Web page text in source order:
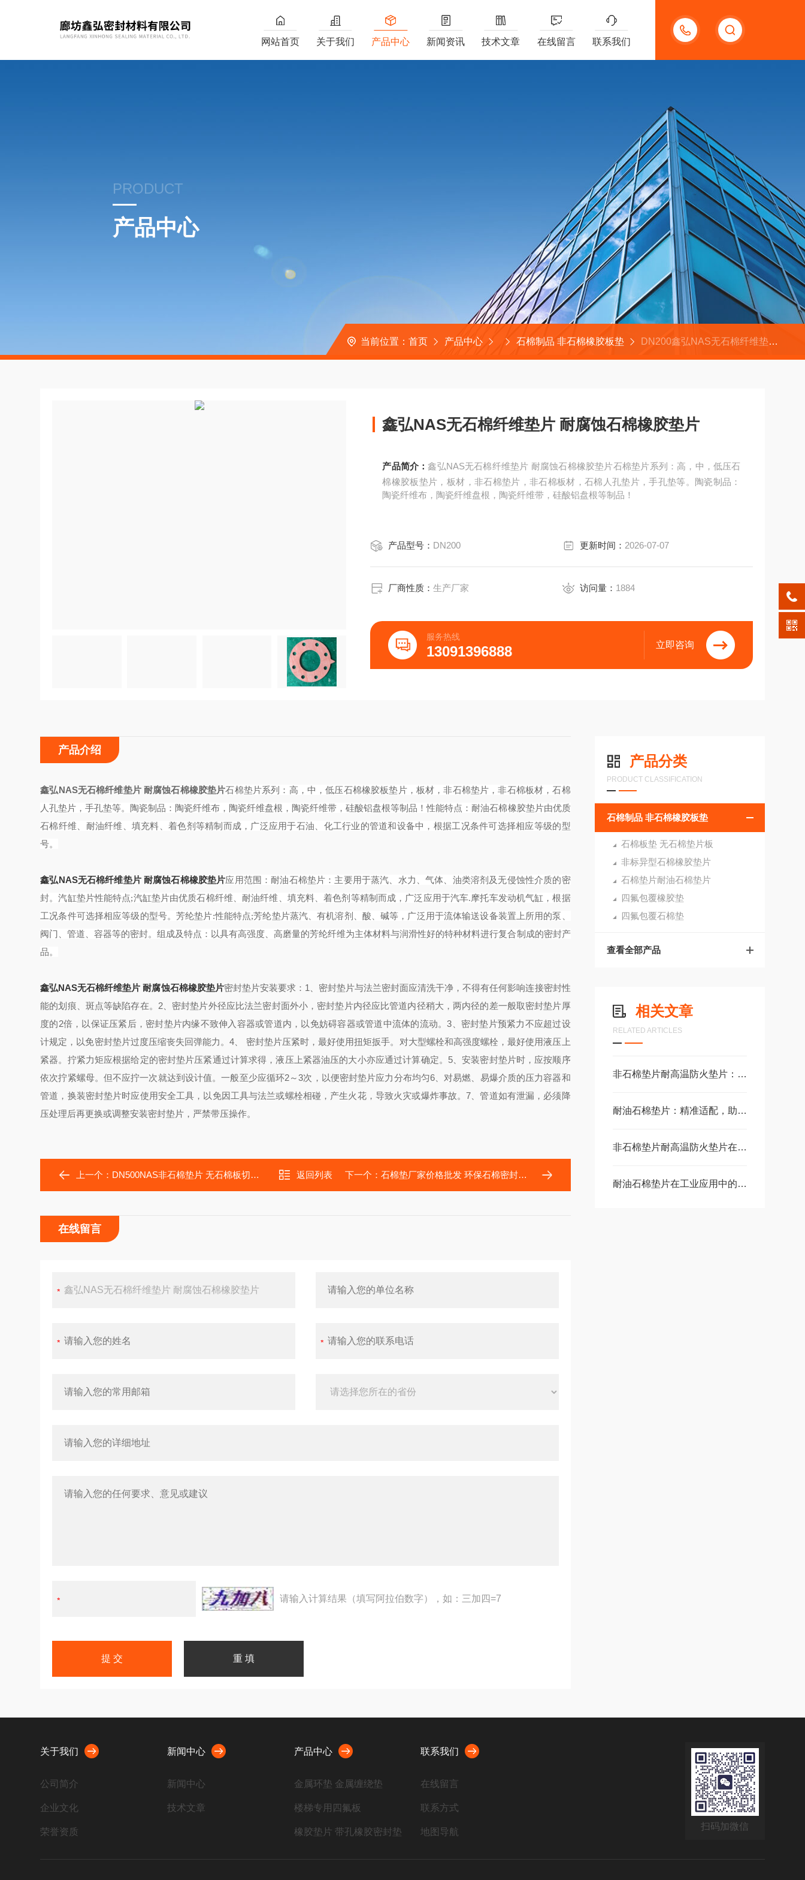
13191957898
网站首页 关于我们 产品中心 新闻资讯 技术文章 在线留言 联系我们
PRODUCT
产品中心
当前位置： 首页 产品中心 石棉制品 非石棉橡胶板垫 DN200鑫弘NAS无石棉纤维垫片 耐腐蚀石棉橡胶垫片
鑫弘NAS无石棉纤维垫片 耐腐蚀石棉橡胶垫片
产品简介：鑫弘NAS无石棉纤维垫片 耐腐蚀石棉橡胶垫片石棉垫片系列：高，中，低压石
棉橡胶板垫片，板材，非石棉垫片，非石棉板材，石棉人孔垫片，手孔垫等。陶瓷制品：
陶瓷纤维布，陶瓷纤维盘根，陶瓷纤维带，硅酸铝盘根等制品！
产品型号： DN200 更新时间： 2026-07-07
厂商性质：生产厂家 访问量： 1884
服务热线
13091396888 立即咨询
产品分类
PRODUCT CLASSIFICATION
石棉制品 非石棉橡胶板垫
石棉板垫 无石棉垫片板
非标异型石棉橡胶垫片
石棉垫片耐油石棉垫片
四氟包覆橡胶垫
四氟包覆石棉垫
查看全部产品
相关文章
RELATED ARTICLES
非石棉垫片耐高温防火垫片：工业密封安全新选择
耐油石棉垫片：精准适配，助力设备稳定运行无泄漏
非石棉垫片耐高温防火垫片在工业设备中的应用
耐油石棉垫片在工业应用中的作用
产品介绍
鑫弘NAS无石棉纤维垫片 耐腐蚀石棉橡胶垫片石棉垫片系列：高，中，低压石棉橡胶板垫片，板材，非石棉垫片，非石棉板材，石棉
人孔垫片，手孔垫等。
陶瓷制品：陶瓷纤维布，陶瓷纤维盘根，陶瓷纤维带，硅酸铝盘根等制品！性能特点：耐油石棉橡胶垫片由优质
石棉纤维、耐油纤维、填充料、着色剂等精制而成，广泛应用于石油、化工行业的管道和设备中，根据工况条件可选择相应等级的型
号。
鑫弘NAS无石棉纤维垫片 耐腐蚀石棉橡胶垫片应用范围：耐油石棉垫片：主要用于蒸汽、水力、气体、油类溶剂及无侵蚀性介质的密
封。汽缸垫片性能特点;汽缸垫片由优质石棉纤维、耐油纤维、填充料、着色剂 等精制而成，广泛应用于汽车.摩托车发动机气缸，根据
工况条件可选择相应等级的型号。芳纶垫片:性能特点;芳纶垫片蒸汽、有机溶剂、酸、碱等，广泛用于流体输送设备装置上所用的泵、
阀门、管道、容器等的密封。组成及特点：以具有高强度、高磨量的芳纶纤维为主体材料与润滑性好的特种材料进行复合制成的密封产
品。
鑫弘NAS无石棉纤维垫片 耐腐蚀石棉橡胶垫片密封垫片安装要求： 1
、密封垫片与法兰密封面应清洗干净，不得有任何影响连接密封性
能的划痕、斑点等缺陷存在。 2、密封垫片外径应比法兰密封面外小，密封垫片内径应比管道内径稍大，两内径的差一般取密封垫片厚
度的2倍，以保证压紧后，密封垫片内缘不致伸入容器或管道内，以免妨碍容器或管道中流体的流动。3 、密封垫片预紧力不应超过设
计规定，以免密封垫片过度压缩丧失回弹能力。4 、 密封垫片压紧时，最好使用扭矩扳手。对大型螺栓和高强度螺栓，最好使用液压上
紧器。拧紧力矩应根据给定的密封垫片压紧通过计算求得，液压上紧器油压的大小亦应通过计算确定。 5、安装密封垫片时，应按顺序
依次拧紧螺母。但不应拧一次就达到设计值。一般至少应循环2～3次，以便密封垫片应力分布均匀6、对易燃、易爆介质的压力容器和
管道，换装密封垫片时应使用安全工具，以免因工具与法兰或螺栓相碰，产生火花，导致火灾或爆炸事故。7 、管道如有泄漏，必须降
压处理后再更换或调整安装密封垫片，严禁带压操作。
上一个： DN500NAS非石棉垫片 无石棉板切割垫片 返回列表 下一个： 石棉垫厂家价格批发 环保石棉密封垫片
在线留言
请输入计算结果（填写阿拉伯数字），如：三加四=7
关于我们
公司简介
企业文化
荣誉资质
新闻中心
新闻中心
技术文章
产品中心
金属环垫 金属缠绕垫
楼梯专用四氟板
橡胶垫片 带孔橡胶密封垫
联系我们
在线留言
联系方式
地图导航
扫码加微信